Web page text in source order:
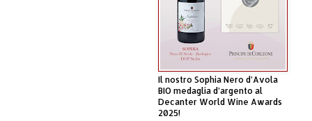
Il nostro Sophia Nero d’Avola
BIO medaglia d’argento al
Decanter World Wine Awards
2025!